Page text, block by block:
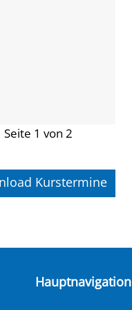
Seite 1 von 2
Kurstermine
Hauptnavigation